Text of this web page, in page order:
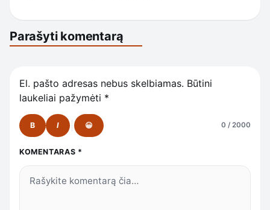
Parašyti komentarą
El. pašto adresas nebus skelbiamas. Būtini
laukeliai pažymėti *
B I 😀 0 / 2000
KOMENTARAS *